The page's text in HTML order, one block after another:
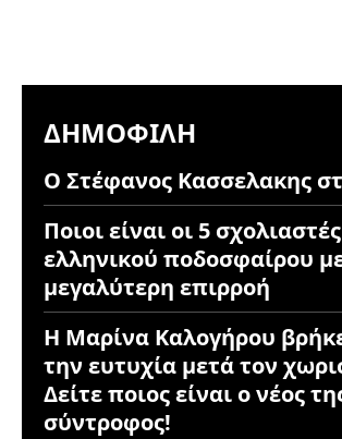
ΔΗΜΟΦΙΛΉ
Ο Στέφανος Κασσελακης
Ποιοι είναι οι 5 σχολιαστές
ελληνικού ποδοσφαίρου
μεγαλύτερη επιρροή
Η Μαρίνα Καλογήρου
την ευτυχία μετά τον
Δείτε ποιος είναι ο νέος
σύντροφος!